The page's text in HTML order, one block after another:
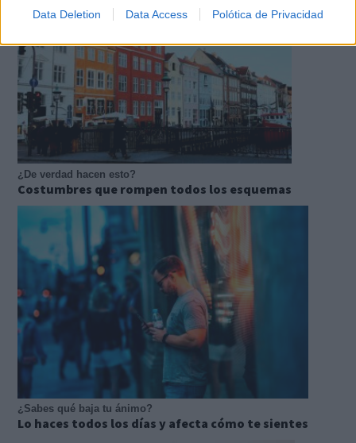
Data Deletion Data Access Polótica de Privacidad
¿De verdad hacen esto?
Costumbres que rompen todos los esquemas
¿Sabes qué baja tu ánimo?
Lo haces todos los días y afecta cómo te sientes